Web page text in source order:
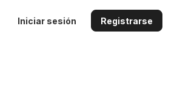
Iniciar sesión Registrarse